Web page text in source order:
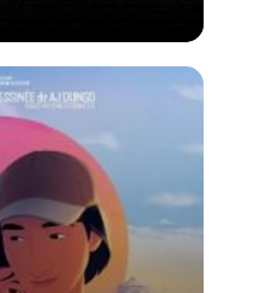
Gaya jiji
du film